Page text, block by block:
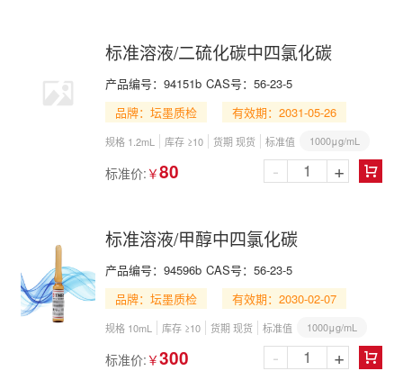
标准溶液/二硫化碳中四氯化碳
产品编号： 94151b CAS号： 56-23-5
品牌：坛墨质检
有效期：2031-05-26
规格 1.2mL 库存 ≥10 货期 现货 标准值 1000μg/mL
标准价: ￥80 
- +
标准溶液/甲醇中四氯化碳
产品编号： 94596b CAS号： 56-23-5
品牌：坛墨质检
有效期：2030-02-07
规格 10mL 库存 ≥10 货期 现货 标准值 1000μg/mL
标准价: ￥300 
- +